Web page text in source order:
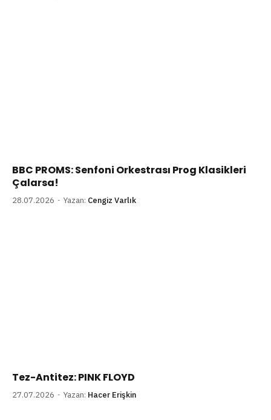
BBC PROMS: Senfoni Orkestrası Prog Klasikleri
Çalarsa!
28.07.2026 Yazan: Cengiz Varlık
Tez-Antitez: PINK FLOYD
27.07.2026 Yazan: Hacer Erişkin